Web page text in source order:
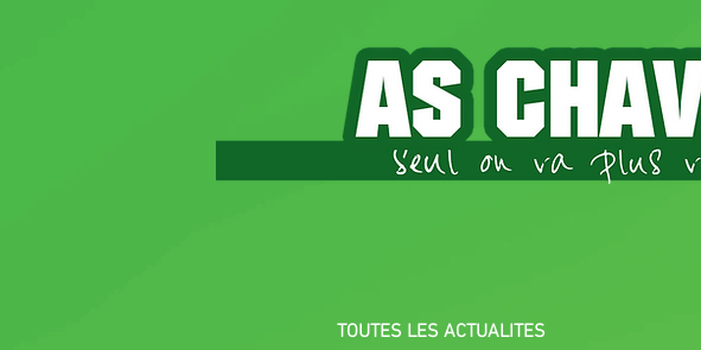
TOUTES LES ACTUALITES